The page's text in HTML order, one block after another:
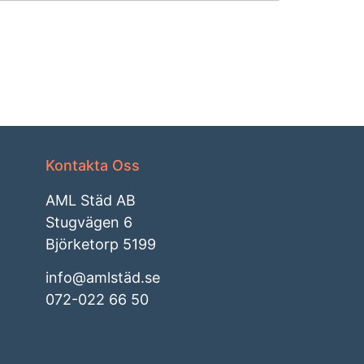
Kontakta Oss
AML Städ AB
Stugvägen 6
Björketorp 5199
info@amlstäd.se
072-022 66 50